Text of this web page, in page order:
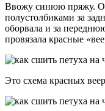
Ввожу синюю пряжу.
полустолбиками за
оборвала и за
провязала красные
Это схема красных